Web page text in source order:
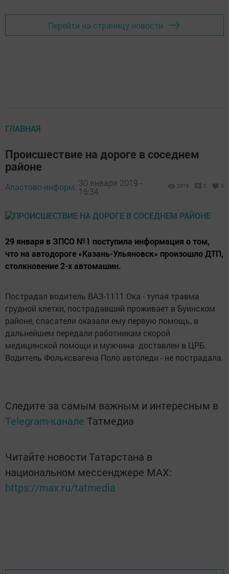
Перейти на страницу новости
ГЛАВНАЯ
Происшествие на дороге в соседнем
районе
Апастово-информ, 30 января 2019 -
16:34
2818 0 0
29 января в ЗПСО №1 поступила информация о том,
что на автодороге «Казань-Ульяновск» произошло ДТП,
столкновение 2-х автомашин.
Пострадал водитель ВАЗ-1111 Ока - тупая травма
грудной клетки, пострадавший проживает в Буинском
районе, спасатели оказали ему первую помощь, в
дальнейшем передали работникам скорой
медицинской помощи и мужчина доставлен в ЦРБ.
Водитель Фольксвагена Поло автоледи - не пострадала.
Следите за самым важным и интересным в
Telegram-канале Татмедиа
Читайте новости Татарстана в
национальном мессенджере MАХ:
https://max.ru/tatmedia